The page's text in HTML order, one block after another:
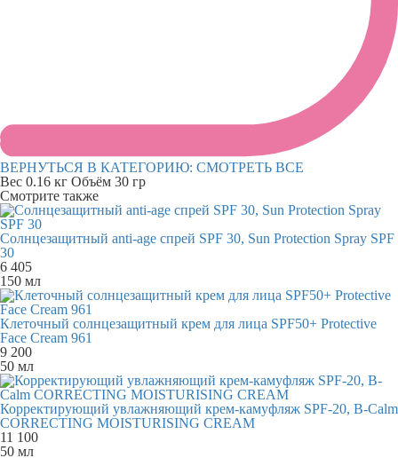
ВЕРНУТЬСЯ В КАТЕГОРИЮ: СМОТРЕТЬ ВСЕ
Вес 0.16 кг Объём 30 гр
Смотрите также
Солнцезащитный anti-age спрей SPF 30, Sun Protection Spray SPF
30
6 405
150 мл
Клеточный солнцезащитный крем для лица SPF50+ Protective
Face Cream 961
9 200
50 мл
Корректирующий увлажняющий крем-камуфляж SPF-20, B-Calm
CORRECTING MOISTURISING CREAM
11 100
50 мл